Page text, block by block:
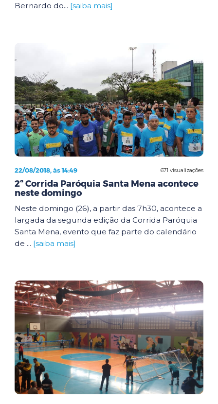
Bernardo do... [saiba mais]
671 visualizações
22/08/2018, às 14:49
2ª Corrida Paróquia Santa Mena acontece
neste domingo
Neste domingo (26), a partir das 7h30, acontece a
largada da segunda edição da Corrida Paróquia
Santa Mena, evento que faz parte do calendário
de ... [saiba mais]